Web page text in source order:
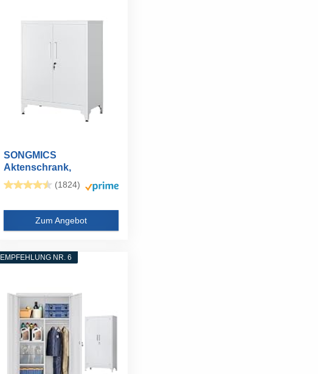
SONGMICS
Aktenschrank,
Mehrzweckschrank...
(1824)
Zum Angebot
EMPFEHLUNG NR. 6